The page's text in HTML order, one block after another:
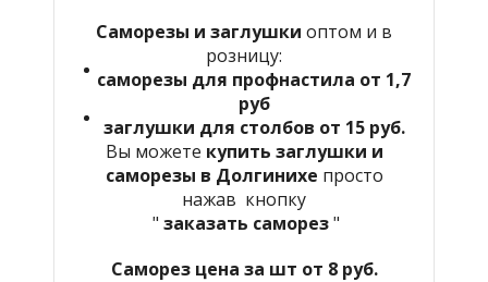
Саморезы и заглушки оптом и в
розницу:
саморезы для профнастила от 1,7
руб
заглушки для столбов от 15 руб.
Вы можете купить заглушки и
саморезы в Долгинихе просто
нажав кнопку
" заказать саморез"
Саморез цена за шт от 8 руб.